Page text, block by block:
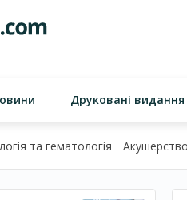
Друковані видання
та гематологія Акушерство